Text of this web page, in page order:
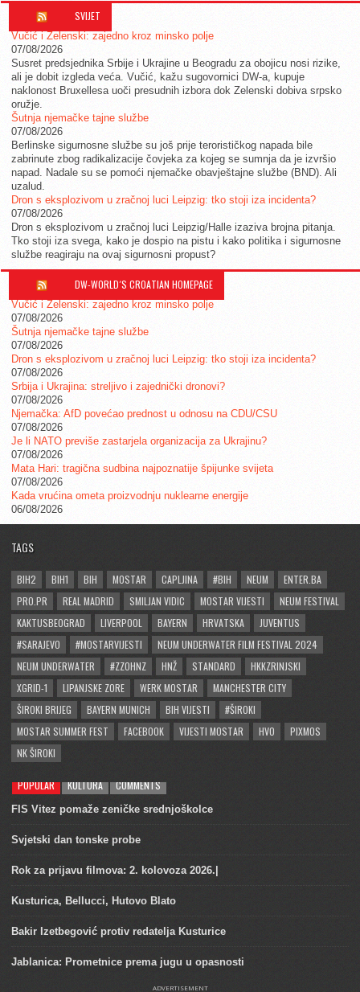
SVIJET
Vučić i Zelenski: zajedno kroz minsko polje
07/08/2026
Susret predsjednika Srbije i Ukrajine u Beogradu za obojicu nosi rizike,
ali je dobit izgleda veća. Vučić, kažu sugovornici DW-a, kupuje
naklonost Bruxellesa uoči presudnih izbora dok Zelenski dobiva srpsko
oružje.
Šutnja njemačke tajne službe
07/08/2026
Berlinske sigurnosne službe su još prije terorističkog napada bile
zabrinute zbog radikalizacije čovjeka za kojeg se sumnja da je izvršio
napad. Nadale su se pomoći njemačke obavještajne službe (BND). Ali
uzalud.
Dron s eksplozivom u zračnoj luci Leipzig: tko stoji iza incidenta?
07/08/2026
Dron s eksplozivom u zračnoj luci Leipzig/Halle izaziva brojna pitanja.
Tko stoji iza svega, kako je dospio na pistu i kako politika i sigurnosne
službe reagiraju na ovaj sigurnosni propust?
DW-WORLD´S CROATIAN HOMEPAGE
Vučić i Zelenski: zajedno kroz minsko polje
07/08/2026
Šutnja njemačke tajne službe
07/08/2026
Dron s eksplozivom u zračnoj luci Leipzig: tko stoji iza incidenta?
07/08/2026
Srbija i Ukrajina: streljivo i zajednički dronovi?
07/08/2026
Njemačka: AfD povećao prednost u odnosu na CDU/CSU
07/08/2026
Je li NATO previše zastarjela organizacija za Ukrajinu?
07/08/2026
Mata Hari: tragična sudbina najpoznatije špijunke svijeta
07/08/2026
Kada vrućina ometa proizvodnju nuklearne energije
06/08/2026
TAGS
BIH2 BIH1 BIH MOSTAR CAPLJINA #BIH NEUM
ENTER.BA
PRO.PR
REAL MADRID SMILJAN VIDIC MOSTAR VIJESTI
NEUM FESTIVAL
KAKTUSBEOGRAD
LIVERPOOL BAYERN HRVATSKA
JUVENTUS
#SARAJEVO
#MOSTARVIJESTI
NEUM UNDERWATER FILM FESTIVAL 2024
NEUM UNDERWATER
#ZZOHNZ HNŽ STANDARD
HKKZRINJSKI
XGRID-1
LIPANJSKE ZORE WERK MOSTAR
MANCHESTER CITY
ŠIROKI BRIJEG
BAYERN MUNICH BIH VIJESTI
#ŠIROKI
MOSTAR SUMMER FEST
FACEBOOK VIJESTI MOSTAR HVO
PIXMOS
NK ŠIROKI
POPULAR KULTURA COMMENTS
FIS Vitez pomaže zeničke srednjoškolce
Svjetski dan tonske probe
Rok za prijavu filmova: 2. kolovoza 2026.|
Kusturica, Bellucci, Hutovo Blato
Bakir Izetbegović protiv redatelja Kusturice
Jablanica: Prometnice prema jugu u opasnosti
ADVERTISEMENT